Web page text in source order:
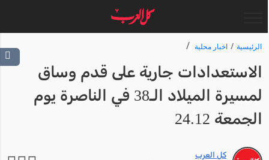
الرئيسية اخبار محلية
الاستعدادات جارية على قدم وساق
لمسيرة الميلاد الـ38 في الناصرة يوم
الجمعة 24.12
كل العرب